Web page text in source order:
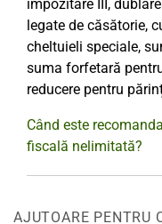
impozitare III,
legate de căsătorie,
cheltuieli speciale,
suma forfetară
reducere pentru
Când este
fiscală nelimitată?
AJUTOARE PENTRU